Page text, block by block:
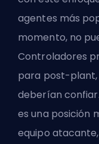
agentes más
momento, no
Controladores
para post-plant,
deberían
es una posición
equipo